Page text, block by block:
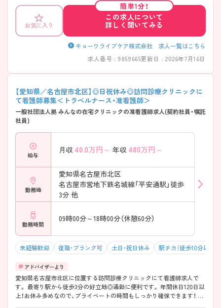
お気に入り
簡単1分！
この求人について
詳しく聞いてみる
キョーワライブケア株式会社 求人一覧はこちら
求人番号 : 9859665更新日 : 2026年7月16日
【愛知県／名古屋市北区】◎日祝休み◎訪問診療クリニックに
て看護師募集＜トラベルナース・准看護師＞
一般社団法人拠 みんなの在宅クリニックの准看護師求人(契約社員・嘱託
社員)
給与
月収 40.0万円～ 年収 480万円～
勤務地
愛知県名古屋市北区
名古屋市営地下鉄名城線「平安通駅」徒歩
3分 他
勤務時間
09時00分～18時00分（休憩60分）
未経験歓迎 復職・ブランク可 土日・祝日休み 駅チカ（徒歩10分以内）
愛知県名古屋市北区に位置する訪問診療クリニックにて看護師求人で
す。 最寄り駅から徒歩3分の好立地◎通勤に便利です。 年間休日120日以
上！お休み多めなので、プライベートの時間もしっかり確保できます！ ご